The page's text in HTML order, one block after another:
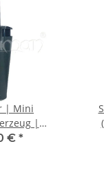
| Mini
|
Cover)
€ *